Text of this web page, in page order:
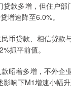
款多增，但住户部
增速降至6.0%。
币贷款、相信贷款
抓平前值。
昭着多增，不外企
影响下M1增速小幅